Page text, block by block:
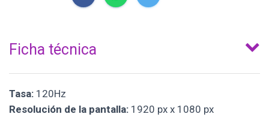
Ficha técnica
Tasa: 120Hz
Resolución de la pantalla: 1920 px x 1080 px